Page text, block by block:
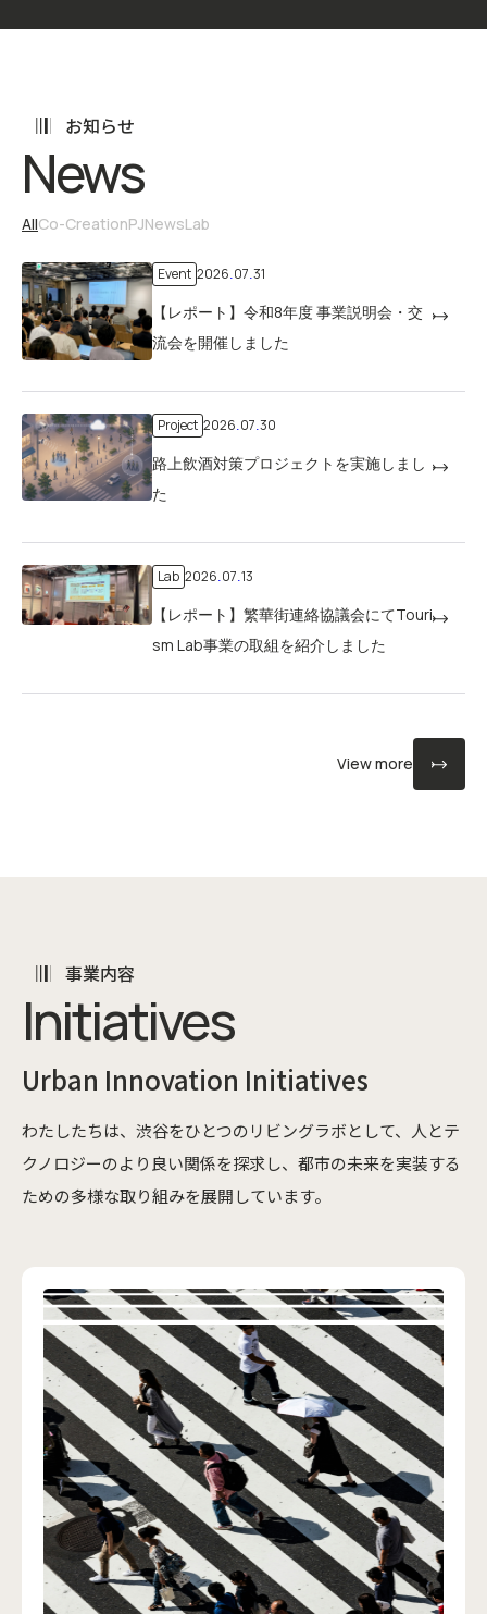
お知らせ
News
AllCo-CreationPJNewsLab
Event 2026.07.31
【レポート】令和8年度 事業説明会・交
流会を開催しました
Project 2026.07.30
路上飲酒対策プロジェクトを実施しまし
た
Lab 2026.07.13
【レポート】繁華街連絡協議会にてTouri
sm Lab事業の取組を紹介しました
View more
事業内容
Initiatives
Urban Innovation Initiatives
わたしたちは、渋谷をひとつのリビングラボとして、人とテ
クノロジーのより良い関係を探求し、都市の未来を実装する
ための多様な取り組みを展開しています。